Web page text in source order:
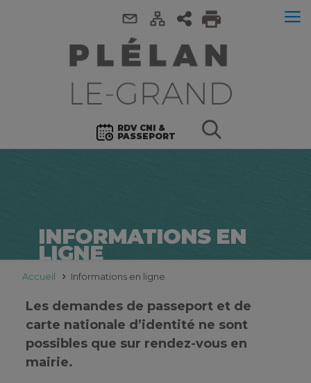
RDV CNI &
PASSEPORT
INFORMATIONS EN
LIGNE
Accueil Informations en ligne
Les demandes de passeport et de
carte nationale d’identité ne sont
possibles que sur rendez-vous en
mairie.